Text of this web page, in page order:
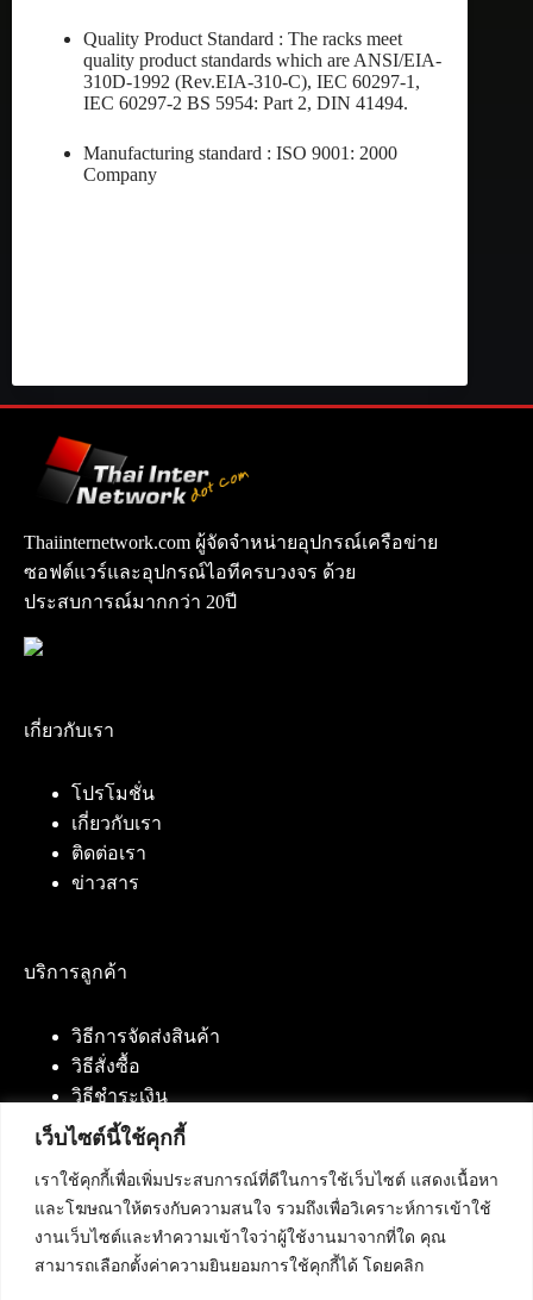
เว็บไซต์นี้ใช้คุกกี้
เราใช้คุกกี้เพื่อเพิ่มประสบการณ์ที่ดีในการใช้เว็บไซต์ แสดงเนื้อหา
และโฆษณาให้ตรงกับความสนใจ รวมถึงเพื่อวิเคราะห์การเข้าใช้
งานเว็บไซต์และทำความเข้าใจว่าผู้ใช้งานมาจากที่ใด คุณ
สามารถเลือกตั้งค่าความยินยอมการใช้คุกกี้ได้ โดยคลิก
Quality Product Standard : The racks meet
quality product standards which are ANSI/EIA-
310D-1992 (Rev.EIA-310-C), IEC 60297-1,
IEC 60297-2 BS 5954: Part 2, DIN 41494.
Manufacturing standard : ISO 9001: 2000
Company
Thaiinternetwork.com ผู้จัดจำหน่ายอุปกรณ์เครือข่าย
ซอฟต์แวร์และอุปกรณ์ไอทีครบวงจร ด้วย
ประสบการณ์มากกว่า 20ปี
เกี่ยวกับเรา
โปรโมชั่น
เกี่ยวกับเรา
ติดต่อเรา
ข่าวสาร
บริการลูกค้า
วิธีการจัดส่งสินค้า
วิธีสั่งซื้อ
วิธีชำระเงิน
ติดต่อเรา
บริษัท เน็ทฟิวชั่น คอมมิวนิเคชั่น จำกัด 420/94 ถนน
นัมเบอร์วัน-ราม 2 แขวงดอกไม้, เขตประเวศ